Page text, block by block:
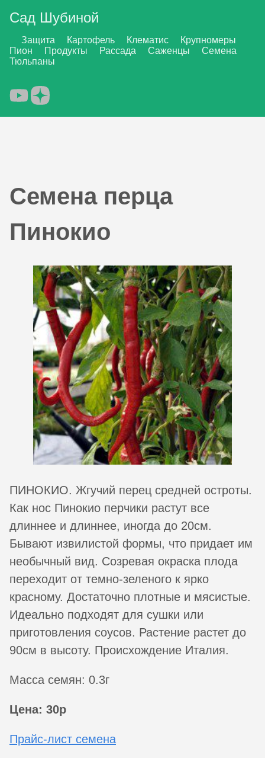
Сад Шубиной
Защита Картофель Клематис
Крупномеры
Пион
Продукты Рассада Саженцы
Семена
Тюльпаны
Семена перца
Пинокио
ПИНОКИО. Жгучий перец средней остроты.
Как нос Пинокио перчики растут все
длиннее и длиннее, иногда до 20см.
Бывают извилистой формы, что придает им
необычный вид. Созревая окраска плода
переходит от темно-зеленого к ярко
красному. Достаточно плотные и мясистые.
Идеально подходят для сушки или
приготовления соусов. Растение растет до
90см в высоту. Происхождение Италия.
Масса семян: 0.3г
Цена: 30р
Прайс-лист семена